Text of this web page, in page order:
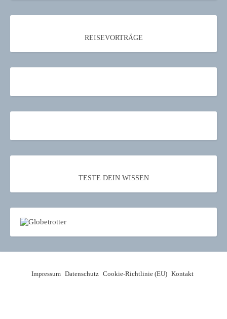
REISEVORTRÄGE
TESTE DEIN WISSEN
Impressum Datenschutz Cookie-Richtlinie (EU) Kontakt